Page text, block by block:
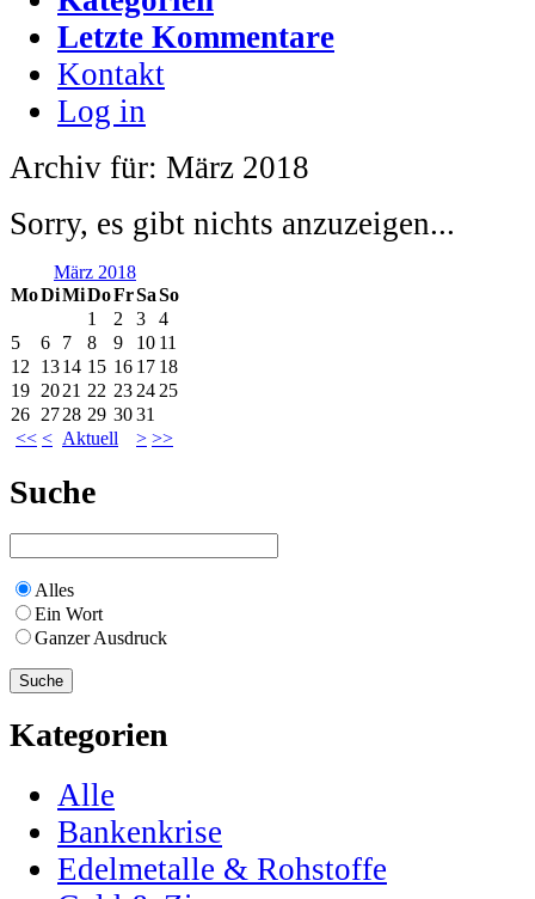
Letzte Kommentare
Kontakt
Log in
Archiv für: März 2018
Sorry, es gibt nichts anzuzeigen...
März 2018
MoDiMiDoFrSaSo
<< < Aktuell > >>
1 2 3
4
5
6 7 8 9 10 11
12
1314 15 16 17 18
19 2021 22 23 24 25
26 2728 29 3031
Suche
Alles
Ein Wort
Ganzer Ausdruck
Kategorien
Alle
Bankenkrise
Edelmetalle & Rohstoffe